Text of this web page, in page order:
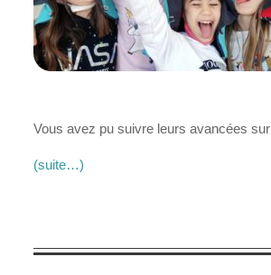
Vous avez pu suivre leurs avancées sur
(suite…)